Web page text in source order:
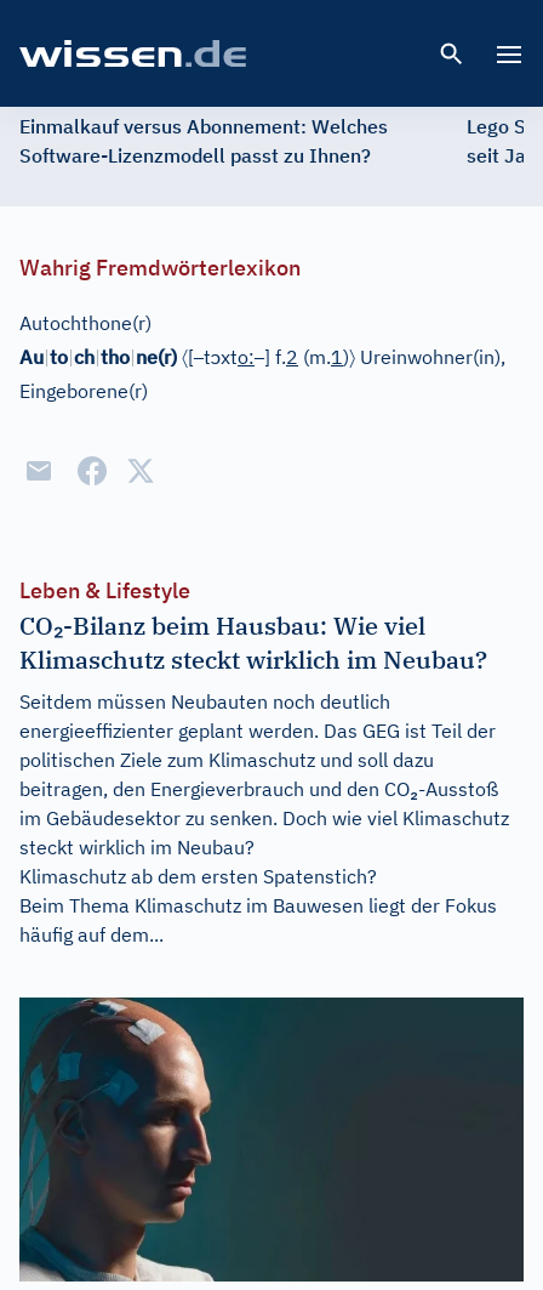
Einmalkauf versus Abonnement: Welches
Software-Lizenzmodell passt zu Ihnen?
Lego
seit
Wahrig Fremdwörterlexikon
Autochthone(r)
Au|to|ch|tho|ne(r) 〈[–tɔxto:–] f.2 (m.1)〉 Ureinwohner(in),
Eingeborene(r)
Leben & Lifestyle
CO₂-Bilanz beim Hausbau: Wie viel
Klimaschutz steckt wirklich im Neubau?
Seitdem müssen Neubauten noch deutlich
energieeffizienter geplant werden. Das GEG ist Teil der
politischen Ziele zum Klimaschutz und soll dazu
beitragen, den Energieverbrauch und den CO₂-Ausstoß
im Gebäudesektor zu senken. Doch wie viel Klimaschutz
steckt wirklich im Neubau?
Klimaschutz ab dem ersten Spatenstich?
Beim Thema Klimaschutz im Bauwesen liegt der Fokus
häufig auf dem...